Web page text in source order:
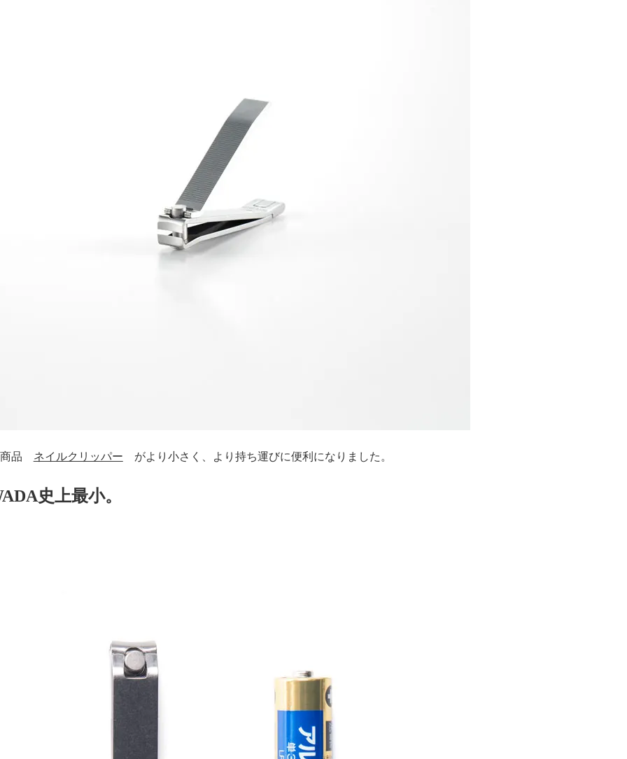
品 ネイルクリッパー がより小さく、より持ち運びに便利になりました。
史上最小。